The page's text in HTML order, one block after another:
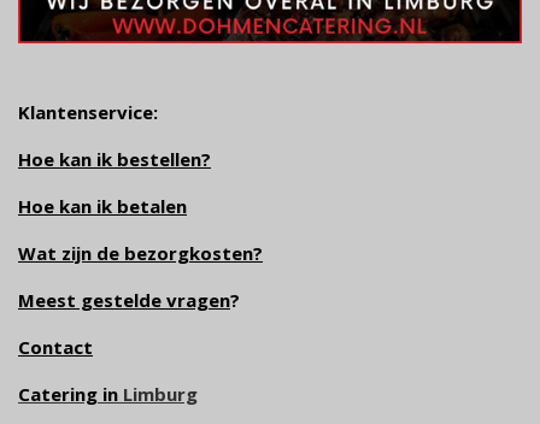
Klantenservice:
Hoe kan ik bestellen?
Hoe kan ik betalen
Wat zijn de bezorgkosten?
Meest gestelde vragen?
Contact
Catering in Limburg